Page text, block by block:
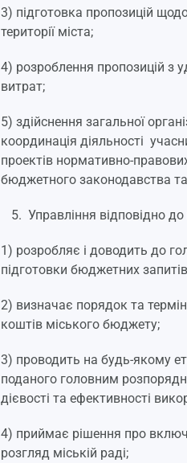
3) підготовка пропозицій
території міста;
4) розроблення пропозицій з
витрат;
5) здійснення загальної
координація діяльності
проектів нормативно-
бюджетного законодавства
Управління відповідно
1) розробляє і доводить до
підготовки бюджетних
2) визначає порядок та
коштів міського бюджету;
3) проводить на будь-якому
поданого головним
дієвості та ефективності
4) приймає рішення про
розгляд міській раді;